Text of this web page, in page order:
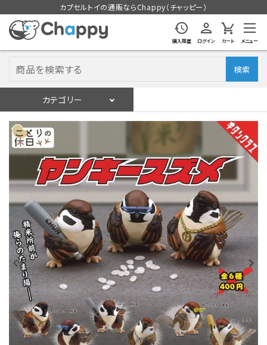
カプセルトイの通販ならChappy（チャッピー）
購入履歴 ログイン カート メニュー
検索
カテゴリー
ログイン 会員登録
入荷スケジュールをチェック
カプセルトイマシン本体
カプセルトイ
販促用空カプセル
レンタル
景品・玩具・文具